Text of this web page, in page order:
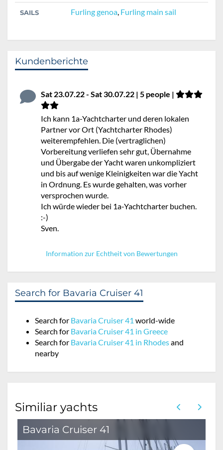
SAILS Furling genoa, Furling main sail
Kundenberichte
Sat 23.07.22 - Sat 30.07.22 | 5 people |
Ich kann 1a-Yachtcharter und deren lokalen
Partner vor Ort (Yachtcharter Rhodes)
weiterempfehlen. Die (vertraglichen)
Vorbereitung verliefen sehr gut, Übernahme
und Übergabe der Yacht waren unkompliziert
und bis auf wenige Kleinigkeiten war die Yacht
in Ordnung. Es wurde gehalten, was vorher
versprochen wurde.
Ich würde wieder bei 1a-Yachtcharter buchen.
:-)
Sven.
Information zur Echtheit von Bewertungen
Search for Bavaria Cruiser 41
Search for Bavaria Cruiser 41 world-wide
Search for Bavaria Cruiser 41 in Greece
Search for Bavaria Cruiser 41 in Rhodesand
nearby
Similiar yachts
Bavaria Cruiser 41